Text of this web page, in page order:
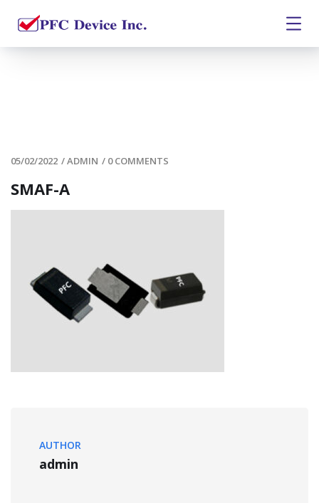
05/02/2022 /ADMIN / 0 COMMENTS
SMAF-A
AUTHOR
admin